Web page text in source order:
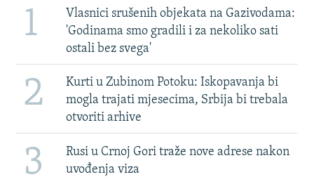
1
Vlasnici srušenih objekata na Gazivodama:
'Godinama smo gradili i za nekoliko sati
ostali bez svega'
2
Kurti u Zubinom Potoku: Iskopavanja bi
mogla trajati mjesecima, Srbija bi trebala
otvoriti arhive
3
Rusi u Crnoj Gori traže nove adrese nakon
uvođenja viza